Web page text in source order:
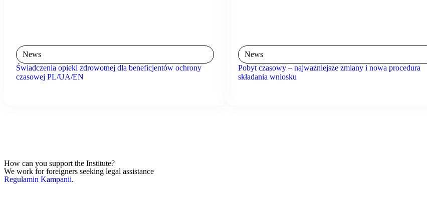
News
Świadczenia opieki zdrowotnej dla beneficjentów ochrony
czasowej PL/UA/EN
News
Pobyt czasowy – najważniejsze zmiany i nowa procedura
składania wniosku
How can you support the Institute?
We work for foreigners seeking legal assistance
Regulamin Kampanii.